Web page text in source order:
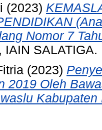
(2023)
Nomor 7
IAIN SALATIGA.
(2023)
2019 Oleh
Kabupaten